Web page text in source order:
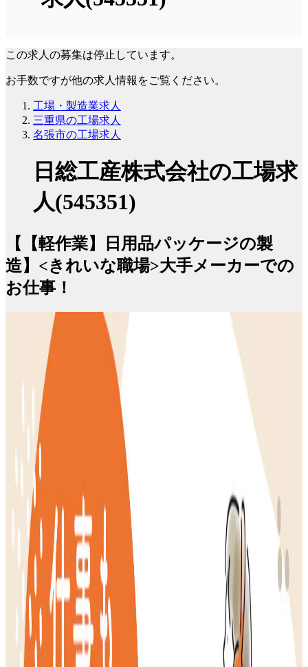
この求人の募集は停止しています。
お手数ですが他の求人情報をご覧ください。
工場・製造業求人
三重県の工場求人
名張市の工場求人
日総工産株式会社の工場求
人(545351)
【【軽作業】日用品パッケージの製
造】<きれいな職場>大手メーカーでの
お仕事！